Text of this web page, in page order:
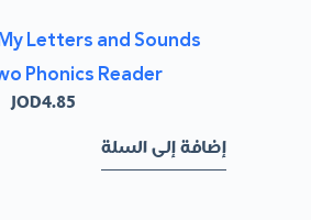
Letters and Sounds
Phonics Reader
JOD4.85
إضافة إلى السلة